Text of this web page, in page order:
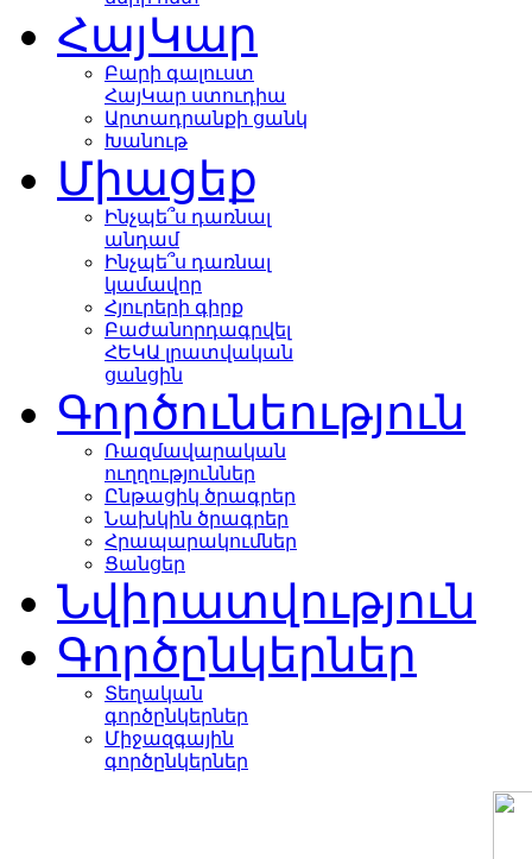
ՀայԿար
Բարի գալուստ
ՀայԿար ստուդիա
Արտադրանքի ցանկ
Խանութ
Միացեք
Ինչպե՞ս դառնալ
անդամ
Ինչպե՞ս դառնալ
կամավոր
Հյուրերի գիրք
Բաժանորդագրվել
ՀԵԿԱ լրատվական
ցանցին
Գործունեություն
Ռազմավարական
ուղղություններ
Ընթացիկ ծրագրեր
Նախկին ծրագրեր
Հրապարակումներ
Ցանցեր
Նվիրատվություն
Գործընկերներ
Տեղական
գործընկերներ
Միջազգային
գործընկերներ